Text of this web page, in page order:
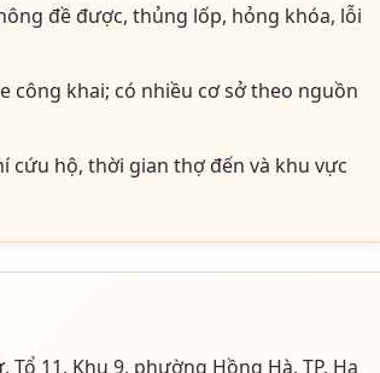
đề được, thủng lốp, hỏng khóa, lỗi
công khai; có nhiều cơ sở theo nguồn
cứu hộ, thời gian thợ đến và khu vực
Tổ 11, Khu 9, phường Hồng Hà, TP. Hạ